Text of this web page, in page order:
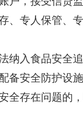
、专人保管、
纳入食品安全
备安全防护设
存在问题的